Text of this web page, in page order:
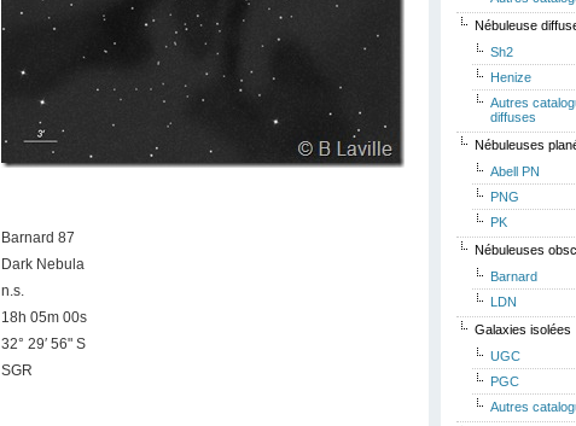
Barnard 87
Dark Nebula
n.s.
18h 05m 00s
32° 29′ 56" S
SGR
Nébuleuse
Sh2
Henize
Autres
diffuses
Nébuleuses
Abell PN
PNG
PK
Nébuleuses
Barnard
LDN
Galaxies isolées
UGC
PGC
Autres